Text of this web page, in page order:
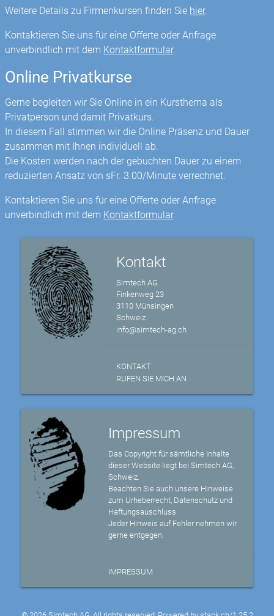
Weitere Details zu Firmenkursen finden Sie hier.
Kontaktieren Sie uns für eine Offerte oder Anfrage
unverbindlich mit dem Kontaktformular.
Online Privatkurse
Gerne begleiten wir Sie Online in ein Kursthema als
Privatperson und damit Privatkurs.
In diesem Fall stimmen wir die Online Präsenz und Dauer
zusammen mit Ihnen individuell ab.
Die Kosten werden nach der gebuchten Dauer zu einem
reduzierten Ansatz von sFr. 3.00/Minute verrechnet.
Kontaktieren Sie uns für eine Offerte oder Anfrage
unverbindlich mit dem Kontaktformular.
Kontakt
Simtech AG
Finkenweg 23
3110 Münsingen
Schweiz
info@simtech-ag.ch
KONTAKT
RUFEN SIE MICH AN
Impressum
Das Copyright für sämtliche Inhalte
dieser Website liegt bei Simtech AG,
Schweiz.
Beachten Sie auch unsere Hinweise
zum Urheberrecht, Datenschutz und
Haftungsauschluss.
Jeder Hinweis auf Fehler nehmen wir
gerne entgegen.
IMPRESSUM